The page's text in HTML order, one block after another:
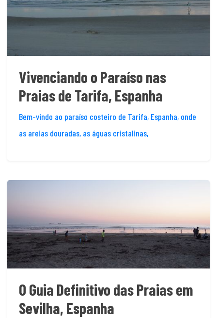
Vivenciando o Paraíso nas
Praias de Tarifa, Espanha
Bem-vindo ao paraíso costeiro de Tarifa, Espanha, onde
as areias douradas, as águas cristalinas,
O Guia Definitivo das Praias em
Sevilha, Espanha